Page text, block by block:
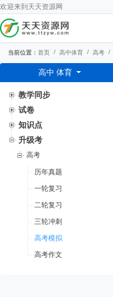
欢迎来到 天天资源网
当前位置： 首页 高中体育 高考
高中 体育
教学同步
试卷
知识点
升级考
高考
历年真题
一轮复习
二轮复习
三轮冲刺
高考模拟
高考作文